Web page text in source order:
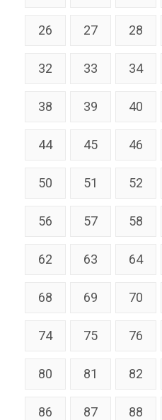
26 27 28
32 33 34
38 39 40
44 45 46
50 51 52
56 57 58
62 63 64
68 69 70
74 75 76
80 81 82
86 87 88